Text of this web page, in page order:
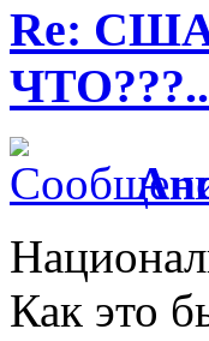
Re: США
Как это